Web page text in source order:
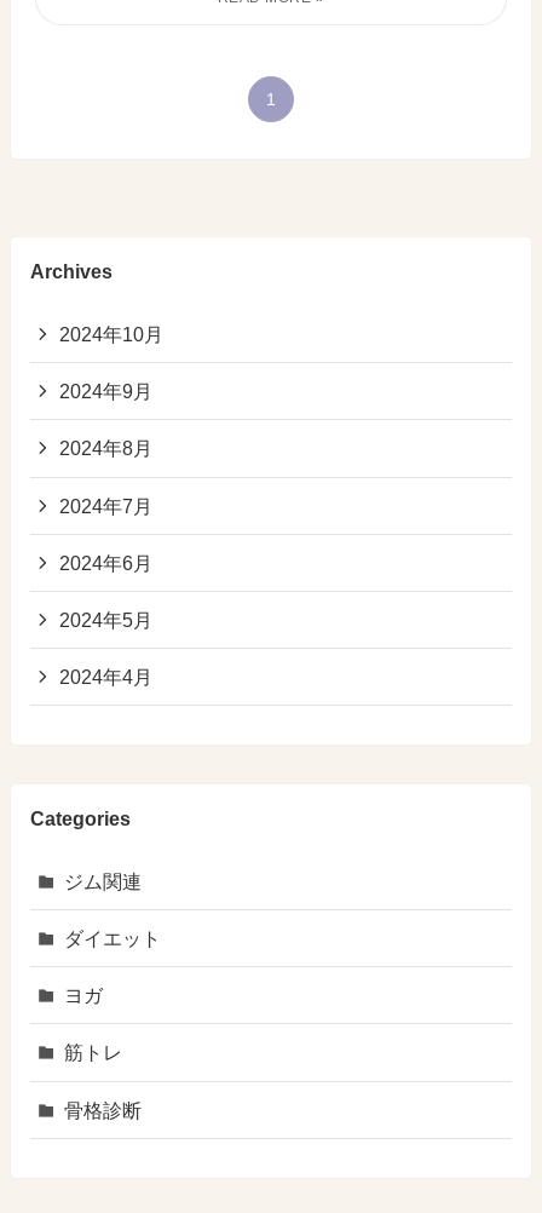
1
Archives
2024年10月
2024年9月
2024年8月
2024年7月
2024年6月
2024年5月
2024年4月
Categories
ジム関連
ダイエット
ヨガ
筋トレ
骨格診断